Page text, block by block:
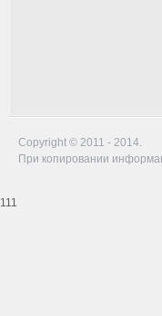
Copyright © 2011 - 2014.
При копировании
111